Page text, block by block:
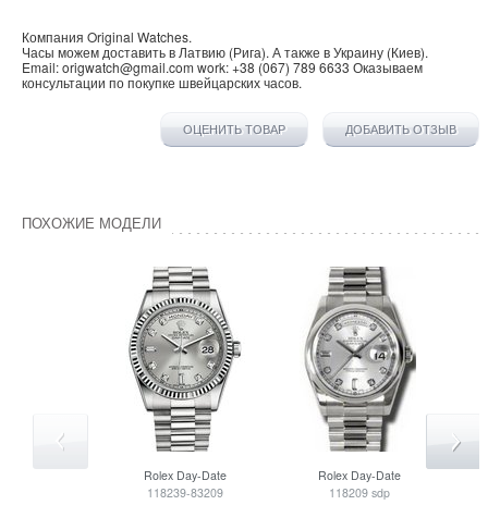
Компания Original Watches.
Часы можем доставить в Латвию (Рига). А также вУкраину (Киев).
Email:origwatch@gmail.com work:+38 (067) 789 6633 Оказываем
консультации по покупке швейцарских часов.
ОЦЕНИТЬ ТОВАР ДОБАВИТЬ ОТЗЫВ
ПОХОЖИЕ МОДЕЛИ
Rolex Day-Date
118239-83209
Rolex Day-Date
118209 sdp